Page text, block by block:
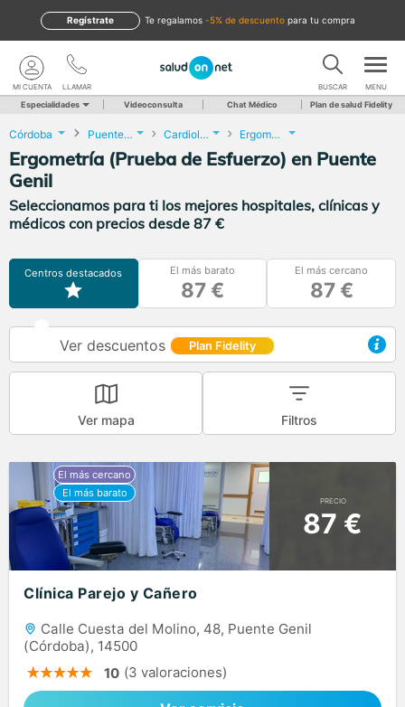
te regalamos -5% de descuento para tu compra
Regístrate
LLAMAR
MI CUENTA BUSCAR MENU
Especialidades Videoconsulta Chat Médico Plan de salud Fidelity
Córdoba Puente Genil Cardiología Ergometría (Prueba de Esfuerzo)
Ergometría (Prueba de Esfuerzo) en Puente
Genil
Seleccionamos para ti los mejores hospitales, clínicas y
médicos con precios desde 87 €
Centros destacados El más barato
87 €
El más cercano
87 €
Ver descuentos Plan Fidelity
Ver mapa Filtros
PRECIO
87 €
Clínica Parejo y Cañero
Calle Cuesta del Molino, 48, Puente Genil
(Córdoba), 14500
10 (3 valoraciones)